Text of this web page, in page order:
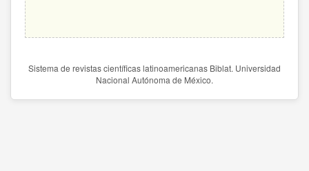
Sistema de revistas científicas latinoamericanas Biblat. Universidad
Nacional Autónoma de México.